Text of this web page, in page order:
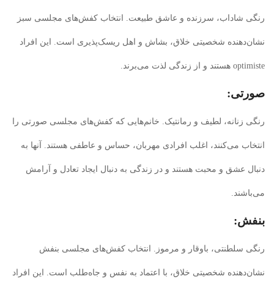
رنگی شاداب، سرزنده و عاشق طبیعت. انتخاب کفش‌های مجلسی سبز
نشان‌دهنده شخصیتی خلاق، بشاش و اهل ریسک‌پذیری است. این افراد
optimiste هستند و از زندگی لذت می‌برند.
صورتی:
رنگی زنانه، لطیف و رمانتیک. خانم‌هایی که کفش‌های مجلسی صورتی را
انتخاب می‌کنند، اغلب افرادی مهربان، حساس و عاطفی هستند. آنها به
دنبال عشق و محبت هستند و در زندگی به دنبال ایجاد تعادل و آرامش
می‌باشند.
بنفش:
رنگی سلطنتی، باوقار و مرموز. انتخاب کفش‌های مجلسی بنفش
نشان‌دهنده شخصیتی خلاق، با اعتماد به نفس و جاه‌طلب است. این افراد